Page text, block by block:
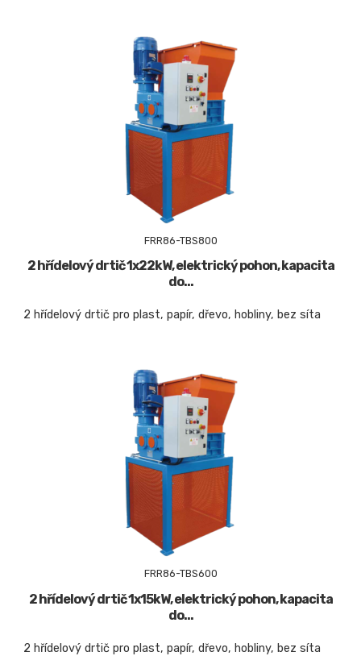
FRR86-TBS800
2 hřídelový drtič 1x22kW, elektrický pohon, kapacita
do...
2 hřídelový drtič pro plast, papír, dřevo, hobliny, bez síta
FRR86-TBS600
2 hřídelový drtič 1x15kW, elektrický pohon, kapacita
do...
2 hřídelový drtič pro plast, papír, dřevo, hobliny, bez síta